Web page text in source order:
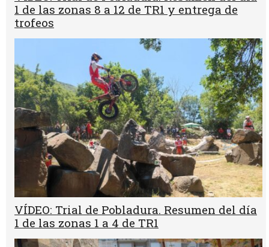
1 de las zonas 8 a 12 de TR1 y entrega de
trofeos
VÍDEO: Trial de Pobladura. Resumen del día
1 de las zonas 1 a 4 de TR1